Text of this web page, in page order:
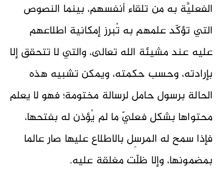
الفعليَّة به من تلقاء أنفسهم، بينما النصوص
التي تؤكّد علمهم به تُبرز إمكانية اطلاعهم
عليه عند مشيئة الله تعالى، والتي لا تتحقق إلا
بإرادته، وحسب حكمته، ويمكن تشبيه هذه
الحالة برسول حامل لرسالة مختومة؛ فهو لا يعلم
محتواها بشكل فعليّ ما لم يُؤذن له بفتحها،
فإذا سمح له المرسِل بالاطلاع عليها صار عالما
بمضمونها، وإلا ظلّت مغلقة عليه.